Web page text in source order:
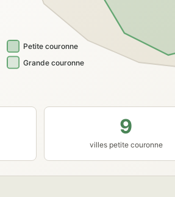
Petite couronne
Grande couronne
9
villes petite couronne